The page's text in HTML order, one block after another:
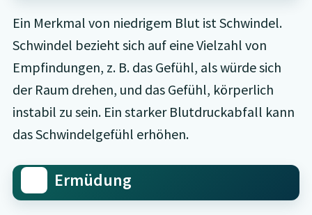
Ein Merkmal von niedrigem Blut ist Schwindel.
Schwindel bezieht sich auf eine Vielzahl von
Empfindungen, z. B. das Gefühl, als würde sich
der Raum drehen, und das Gefühl, körperlich
instabil zu sein. Ein starker Blutdruckabfall kann
das Schwindelgefühl erhöhen.
Ermüdung